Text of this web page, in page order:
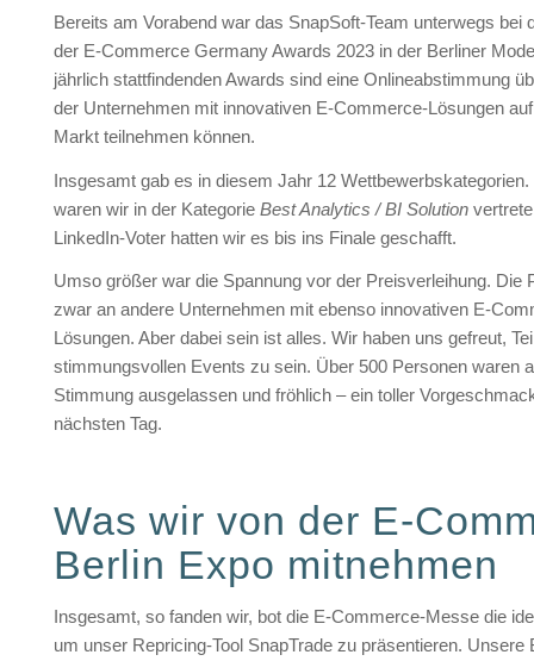
Bereits am Vorabend war das SnapSoft-Team unterwegs bei
der E-Commerce Germany Awards 2023 in der Berliner
jährlich stattfindenden Awards sind eine Onlineabstimmung
der Unternehmen mit innovativen E-Commerce-Lösungen
Markt teilnehmen können.
Insgesamt gab es in diesem Jahr 12 Wettbewerbskategorien.
waren wir in der KategorieBest Analytics / BI Solution
LinkedIn-Voter hatten wir es bis ins Finale geschafft.
Umso größer war die Spannung vor der Preisverleihung. Die
zwar an andere Unternehmen mit ebenso innovativen E-
Lösungen. Aber dabei sein ist alles. Wir haben uns gefreut,
stimmungsvollen Events zu sein. Über 500 Personen waren
Stimmung ausgelassen und fröhlich – ein toller
nächsten Tag.
Was wir von der E-
Berlin Expo mitnehmen
Insgesamt, so fanden wir, bot die E-Commerce-Messe die
um unser Repricing-Tool SnapTrade zu präsentieren. Unsere